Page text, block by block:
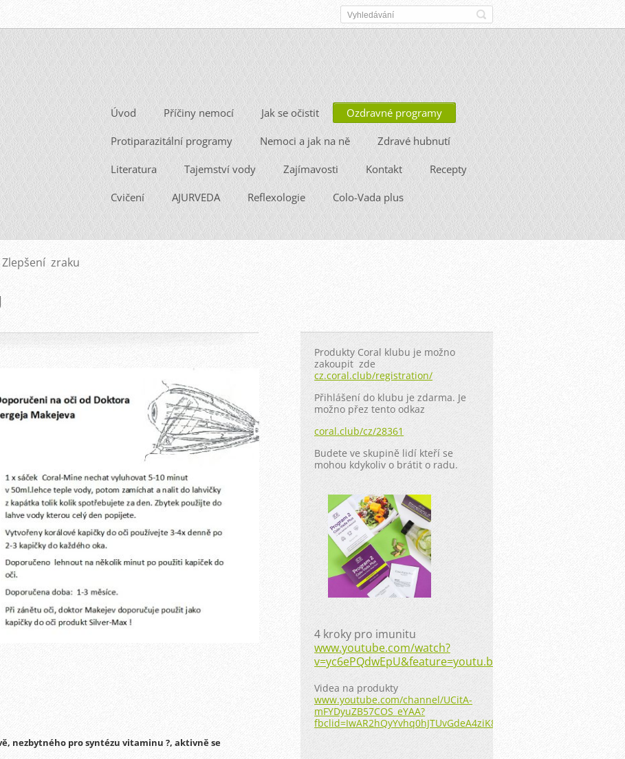
Úvod Příčiny nemocí Jak se očistit Ozdravné programy
Protiparazitální programy Nemoci a jak na ně Zdravé hubnutí
Literatura Tajemství vody Zajímavosti Kontakt Recepty
Cvičení AJURVEDA Reflexologie Colo-Vada plus
Zlepšení zraku
nezbytného pro syntézu vitaminu ?, aktivně se
Produkty Coral klubu je možno
zakoupit zde
cz.coral.club/registration/
Přihlášení do klubu je zdarma. Je
možno přez tento odkaz
coral.club/cz/28361
Budete ve skupině lidí kteří se
mohou kdykoliv o brátit o radu.
4 kroky pro imunitu
www.youtube.com/watch?
v=yc6ePQdwEpU&feature=youtu.be
Videa na produkty
www.youtube.com/channel/UCitA-
mFYDyuZB57COS_eYAA?